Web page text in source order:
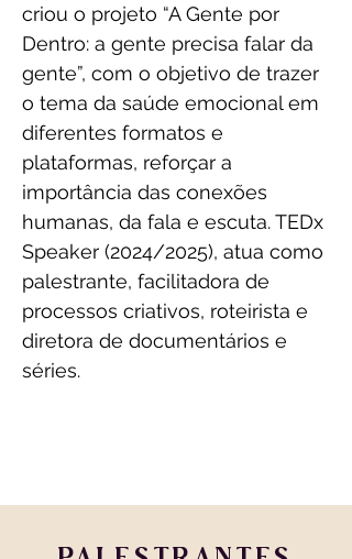
criou o projeto “A Gente por
Dentro: a gente precisa falar da
gente”, com o objetivo de trazer
o tema da saúde emocional em
diferentes formatos e
plataformas, reforçar a
importância das conexões
humanas, da fala e escuta. TEDx
Speaker (2024/2025), atua como
palestrante, facilitadora de
processos criativos, roteirista e
diretora de documentários e
séries.